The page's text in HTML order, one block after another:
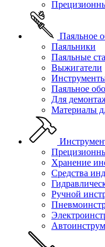
Паяльное
Паяльники
Паяльные
Выжигатели
Паяльное
Для
Материалы
Хранение
Средства
Ручной